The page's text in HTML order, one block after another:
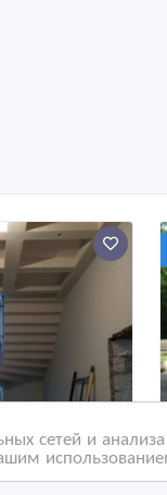
сетей и